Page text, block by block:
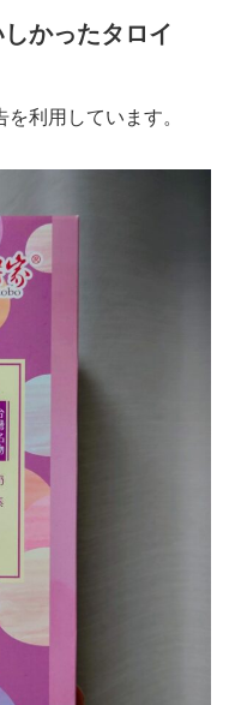
しかったタロイ
利用しています。